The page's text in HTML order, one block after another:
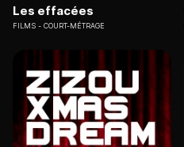
Les effacées
FILMS COURT-MÉTRAGE